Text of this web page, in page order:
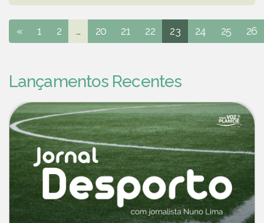
« 1 2 ... 20 21 22 23 24 25 26
Lançamentos Recentes